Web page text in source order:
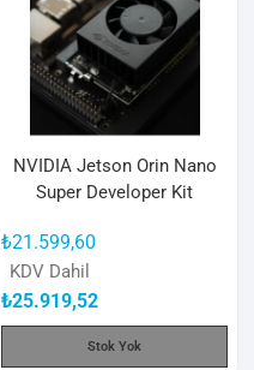
NVIDIA Jetson Orin Nano
Super Developer Kit
₺21.599,60
KDV Dahil
₺25.919,52
Stok Yok